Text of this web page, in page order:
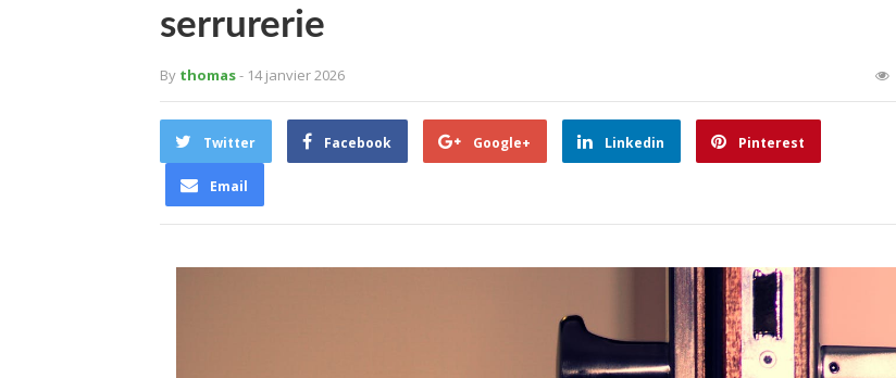
serrurerie
By thomas- 14 janvier 2026
Twitter Facebook Google+ Linkedin Pinterest
Email